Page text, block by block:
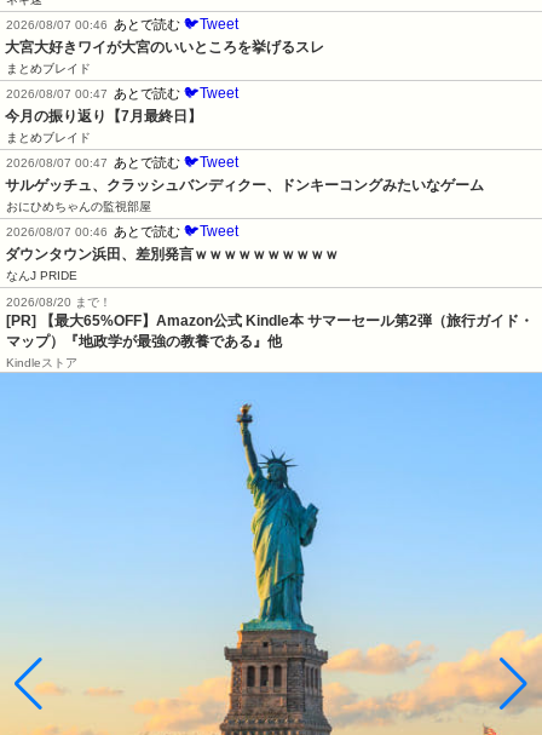
2026/08/07 00:46
あとで読む 🐦Tweet
大宮大好きワイが大宮のいいところを挙げるスレ
まとめブレイド
2026/08/07 00:47
あとで読む 🐦Tweet
今月の振り返り【7月最終日】
まとめブレイド
2026/08/07 00:47
あとで読む 🐦Tweet
サルゲッチュ、クラッシュバンディクー、ドンキーコングみたいなゲーム
おにひめちゃんの監視部屋
2026/08/07 00:46
あとで読む 🐦Tweet
ダウンタウン浜田、差別発言ｗｗｗｗｗｗｗｗｗｗ
なんJ PRIDE
2026/08/20 まで！
[PR]
【最大65%OFF】Amazon公式 Kindle本 サマーセール第2弾（旅行ガイド・
マップ）『地政学が最強の教養である』他
Kindleストア